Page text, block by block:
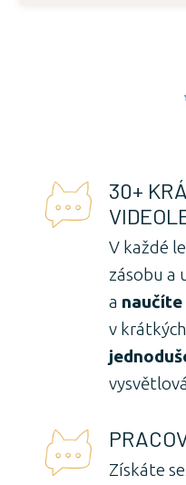
30+
V každé
zásobu a
a naučíte
v
Získáte